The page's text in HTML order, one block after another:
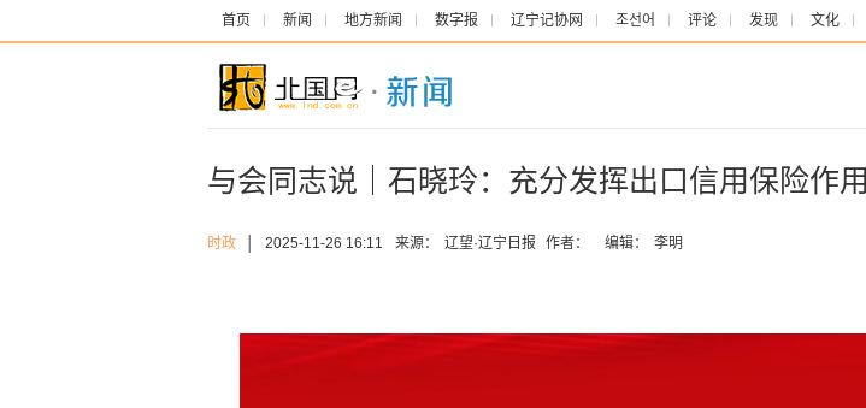
首页 新闻 地方新闻 数字报 辽宁记协网 조선어 评论 发现 文化
与会同志说｜石晓玲：充分发挥出口信用保险作用
时政 2025-11-26 16:11 来源： 辽望·辽宁日报 作者： 编辑： 李明